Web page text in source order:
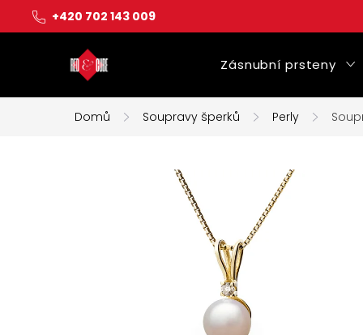
na
+420 702 143 009
Zásnubní prsteny
Domů Soupravy šperků Perly